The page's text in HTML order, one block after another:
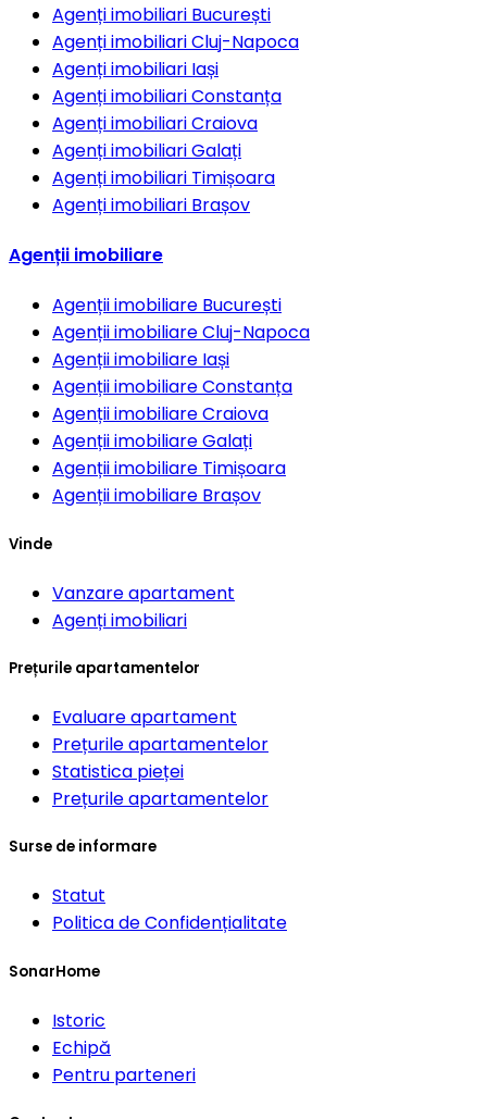
Agenți imobiliari București
Agenți imobiliariCluj-Napoca
Agenți imobiliari Iași
Agenți imobiliariConstanța
Agenți imobiliariCraiova
Agenți imobiliariGalați
Agenți imobiliari Timișoara
Agenți imobiliari Brașov
Agenții imobiliare
Agenții imobiliare București
Agenții imobiliareCluj-Napoca
Agenții imobiliare Iași
Agenții imobiliareConstanța
Agenții imobiliareCraiova
Agenții imobiliareGalați
Agenții imobiliare Timișoara
Agenții imobiliare Brașov
Vinde
Vanzare apartament
Agenți imobiliari
Prețurile apartamentelor
Evaluare apartament
Prețurile apartamentelor
Statistica pieței
Prețurile apartamentelor
Surse de informare
Statut
Politica de Confidențialitate
SonarHome
Istoric
Echipă
Pentru parteneri